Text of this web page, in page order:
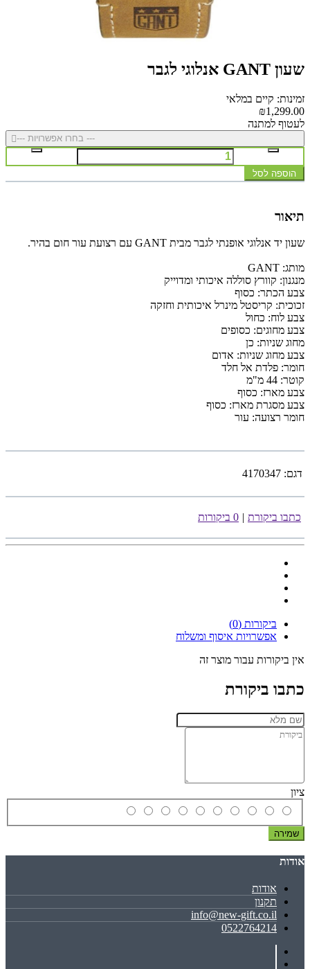
שעון GANT אנלוגי לגבר
זמינות: קיים במלאי
₪1,299.00
לעטוף למתנה
--- בחרו אפשרויות ---
הוספה לסל
תיאור
שעון יד אנלוגי אופנתי לגבר מבית GANT עם רצועת עור חום בהיר.
מותג: GANT
מנגנון: קוורץ סוללה איכותי ומדוייק
צבע הכתר: כסוף
זכוכית: קריסטל מינרל איכותית וחזקה
צבע לוח: כחול
צבע מחוגים: כסופים
מחוג שניות: כן
צבע מחוג שניות: אדום
חומר: פלדת אל חלד
קוטר: 44 מ"מ
צבע מארז: כסוף
צבע מסגרת מארז: כסוף
חומר רצועה: עור
דגם: 4170347
כתבו ביקורת | 0 ביקורות
ביקורות (0)
אפשרויות איסוף ומשלוח
אין ביקורות עבור מוצר זה
כתבו ביקורת
ציון
שמירה
אודות
אודות
תקנון
info@new-gift.co.il
0522764214